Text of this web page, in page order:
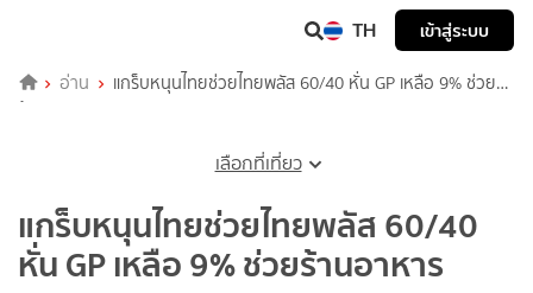
TH เข้าสู่ระบบ
อ่าน
แกร็บหนุนไทยช่วยไทยพลัส 60/40 หั่น GP เหลือ 9% ช่วย
ร้านอาหาร
เลือกที่เที่ยว
แกร็บหนุนไทยช่วยไทยพลัส 60/40
หั่น GP เหลือ 9% ช่วยร้านอาหาร